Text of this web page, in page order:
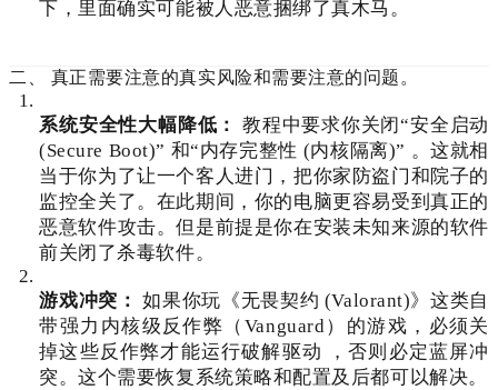
下，里面确实可能被人恶意捆绑了真木马。
二、 真正需要注意的真实风险和需要注意的问题。
系统安全性大幅降低：
教程中要求你关闭“安全启动
(Secure Boot)” 和“内存完整性 (内核隔离)” 。这就相
当于你为了让一个客人进门，把你家防盗门和院子的
监控全关了。在此期间，你的电脑更容易受到真正的
恶意软件攻击。但是前提是你在安装未知来源的软件
前关闭了杀毒软件。
游戏冲突： 如果你玩《无畏契约 (Valorant)》这类自
带强力内核级反作弊（Vanguard）的游戏，必须关
掉这些反作弊才能运行破解驱动
，否则必定蓝屏冲
突。这个需要恢复系统策略和配置及后都可以解决。